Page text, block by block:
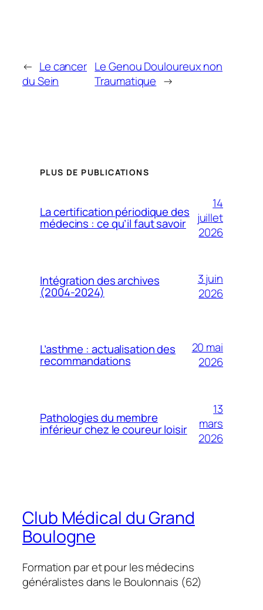
← Le cancer
du Sein
Le Genou Douloureux non
Traumatique →
PLUS DE PUBLICATIONS
La certification périodique des
médecins : ce qu’il faut savoir
14
juillet
2026
Intégration des archives
(2004-2024)
3 juin
2026
L’asthme : actualisation des
recommandations
20 mai
2026
Pathologies du membre
inférieur chez le coureur loisir
13
mars
2026
Club Médical du Grand
Boulogne
Formation par et pour les médecins
généralistes dans le Boulonnais (62)